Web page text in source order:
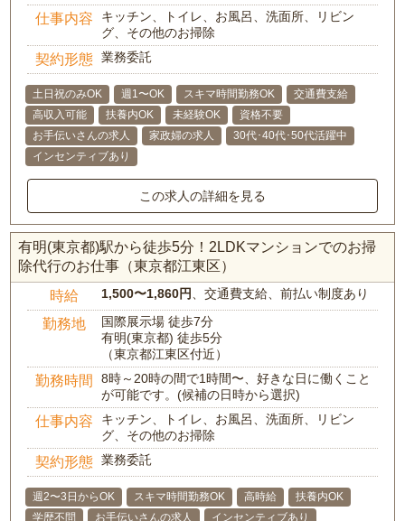
仕事内容
キッチン、トイレ、お風呂、洗面所、リビン
グ、その他のお掃除
契約形態 業務委託
土日祝のみOK 週1〜OK スキマ時間勤務OK
交通費支給
高収入可能
扶養内OK 未経験OK
資格不要
お手伝いさんの求人
家政婦の求人
30代･40代･50代活躍中
インセンティブあり
この求人の詳細を見る
有明(東京都)駅から徒歩5分！2LDKマンションでのお掃
除代行のお仕事（東京都江東区）
時給 1,500〜1,860円 、交通費支給、前払い制度あり
勤務地
国際展示場 徒歩7分
有明(東京都) 徒歩5分
（東京都江東区付近）
勤務時間
8時～20時の間で1時間〜、好きな日に働くこと
が可能です。(候補の日時から選択)
仕事内容
キッチン、トイレ、お風呂、洗面所、リビン
グ、その他のお掃除
契約形態 業務委託
週2〜3日からOK スキマ時間勤務OK 高時給
扶養内OK
学歴不問
お手伝いさんの求人 インセンティブあり